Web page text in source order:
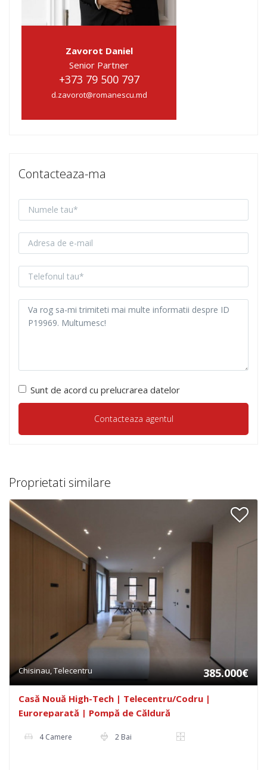
Zavorot Daniel
Senior Partner
+373 79 500 797
d.zavorot@romanescu.md
Contacteaza-ma
Sunt de acord cu prelucrarea datelor
Proprietati similare
Chisinau, Telecentru 385.000€
Casă Nouă High-Tech | Telecentru/Codru |
Euroreparată | Pompă de Căldură
4 Camere 2 Bai